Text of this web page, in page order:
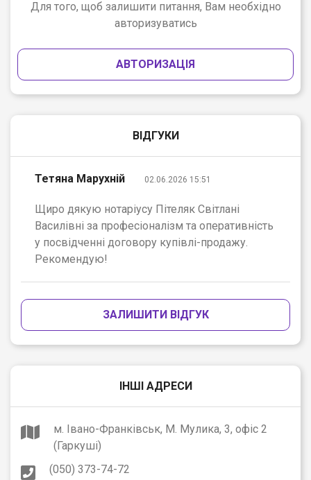
Для того, щоб залишити питання, Вам необхідно
авторизуватись
АВТОРИЗАЦІЯ
ВІДГУКИ
Тетяна Марухній 02.06.2026 15:51
Щиро дякую нотаріусу Пітеляк Світлані
Василівні за професіоналізм та оперативність
у посвідченні договору купівлі-продажу.
Рекомендую!
ЗАЛИШИТИ ВІДГУК
ІНШІ АДРЕСИ
м. Івано-Франківськ, М. Мулика, 3, офіс 2
(Гаркуші)
(050) 373-74-72